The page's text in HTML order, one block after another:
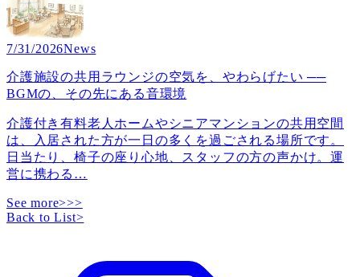
7/31/2026News
介護施設の共用ラウンジの空気を、やわらげたい ──
BGMの、その先にある音環境
介護付き有料老人ホームやシニアマンションの共用空間
は、入居された方が一日の多くを過ごされる場所です。
日当たり、椅子の座り心地、スタッフの方の声かけ。運
営に携わる …
See more>>>
Back to List>